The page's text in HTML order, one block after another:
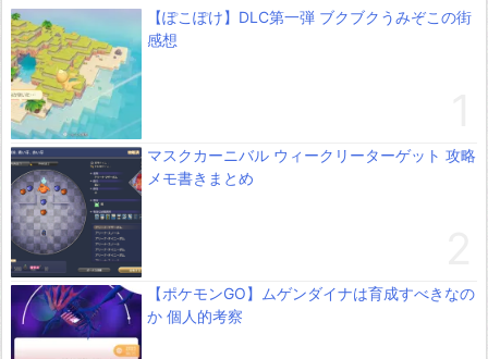
【ぽこぽけ】DLC第一弾 ブクブクうみぞこの街
感想
マスクカーニバル ウィークリーターゲット 攻略
メモ書きまとめ
【ポケモンGO】ムゲンダイナは育成すべきなの
か 個人的考察